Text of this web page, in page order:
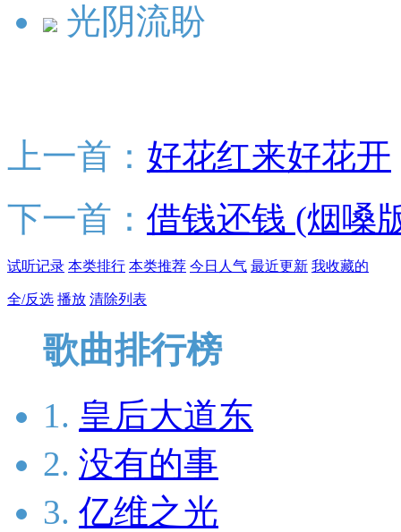
光阴流盼
上一首： 好花红来好花开
下一首： 借钱还钱 (烟嗓
试听记录 本类排行 本类推荐 今日人气 最近更新 我收藏的
全/反选 播放 清除列表
歌曲排行榜
1. 皇后大道东
2. 没有的事
3. 亿维之光